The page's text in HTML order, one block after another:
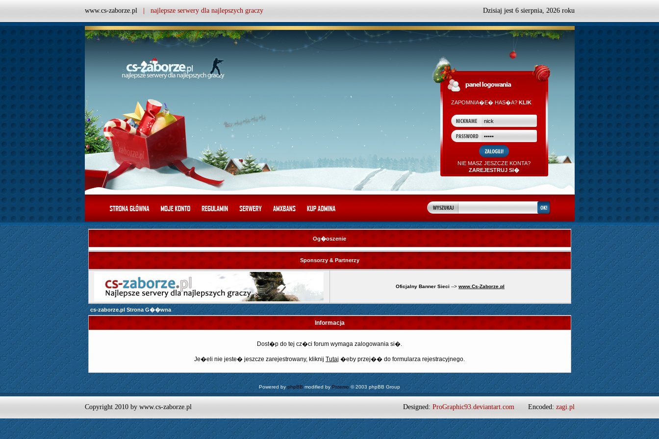
www.cs-zaborze.pl | najlepsze serwery dla najlepszych graczy Dzisiaj jest 6 sierpnia, 2026 roku
ZAPOMNIA�E� HAS�A? KLIK
NIE MASZ JESZCZE KONTA?
ZAREJESTRUJ SI�
Og�oszenie
Sponsorzy & Partnerzy
Oficjalny Banner Sieci --> www.Cs-Zaborze.pl
cs-zaborze.pl Strona G��wna
Informacja
Dost�p do tej cz�ci forum wymaga zalogowania si�.
Je�eli nie jeste� jeszcze zarejestrowany, kliknij Tutaj �eby przej�� do formularza rejestracyjnego.
Powered byphpBB modified byPrzemo © 2003 phpBB Group
Copyright 2010 by www.cs-zaborze.pl Designed: ProGraphic93.deviantart.comEncoded: zagi.pl